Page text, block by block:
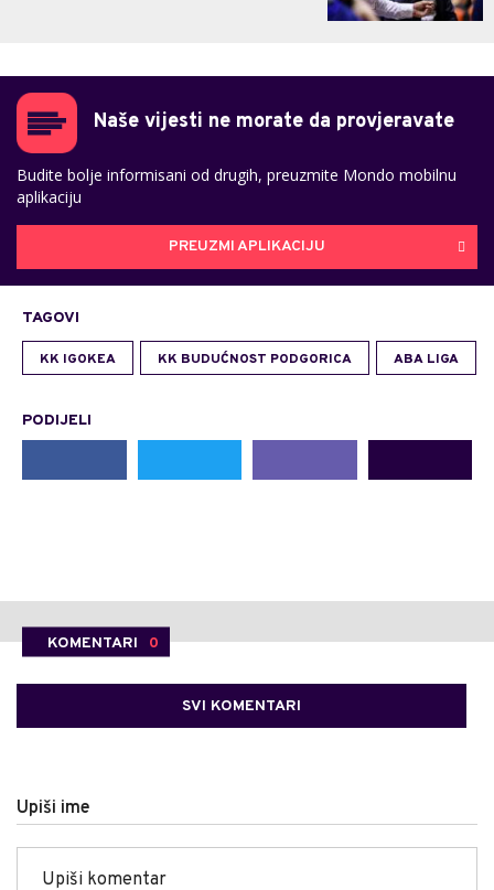
Naše vijesti ne morate da provjeravate
Budite bolje informisani od drugih, preuzmite Mondo mobilnu
aplikaciju
PREUZMI APLIKACIJU
TAGOVI
KK IGOKEA KK BUDUĆNOST PODGORICA ABA LIGA
PODIJELI
KOMENTARI 0
SVI KOMENTARI
Upiši ime